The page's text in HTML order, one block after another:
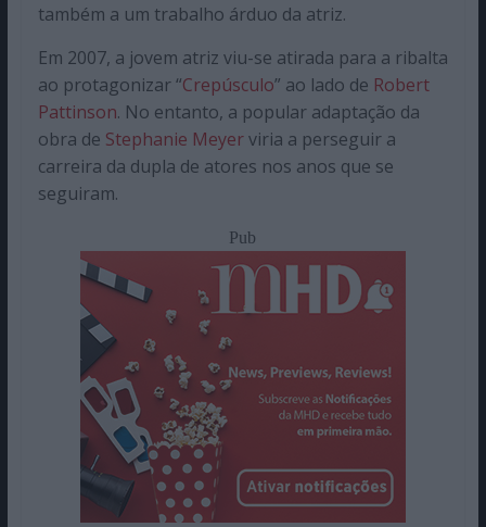
também a um trabalho árduo da atriz.
Em 2007, a jovem atriz viu-se atirada para a ribalta
ao protagonizar “Crepúsculo” ao lado de Robert
Pattinson. No entanto, a popular adaptação da
obra de Stephanie Meyerviria a perseguir a
carreira da dupla de atores nos anos que se
seguiram.
Pub